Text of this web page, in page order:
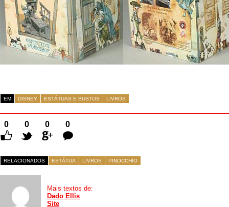
EM DISNEY ESTÁTUAS E BUSTOS LIVROS
0 0 0
0
Comentários
RELACIONADOS ESTÁTUA LIVROS PINOCCHIO
Mais textos de:
Dado Ellis
Site